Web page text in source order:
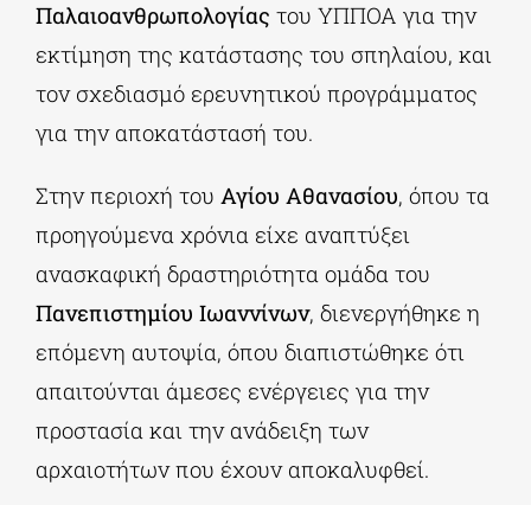
Παλαιοανθρωπολογίας του ΥΠΠΟΑ για την
εκτίμηση της κατάστασης του σπηλαίου, και
τον σχεδιασμό ερευνητικού προγράμματος
για την αποκατάστασή του.
Στην περιοχή του Αγίου Αθανασίου, όπου τα
προηγούμενα χρόνια είχε αναπτύξει
ανασκαφική δραστηριότητα ομάδα του
Πανεπιστημίου Ιωαννίνων, διενεργήθηκε η
επόμενη αυτοψία, όπου διαπιστώθηκε ότι
απαιτούνται άμεσες ενέργειες για την
προστασία και την ανάδειξη των
αρχαιοτήτων που έχουν αποκαλυφθεί.